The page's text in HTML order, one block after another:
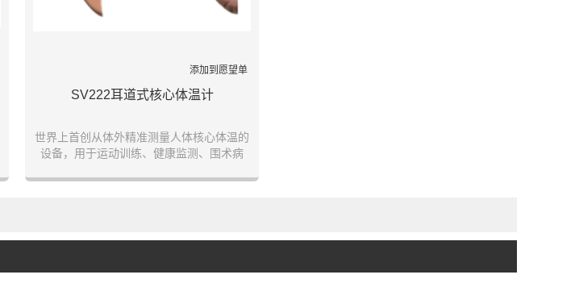
添加到愿望单
SV222耳道式核心体温计
世界上首创从体外精准测量人体核心体温的
设备，用于运动训练、健康监测、围术病